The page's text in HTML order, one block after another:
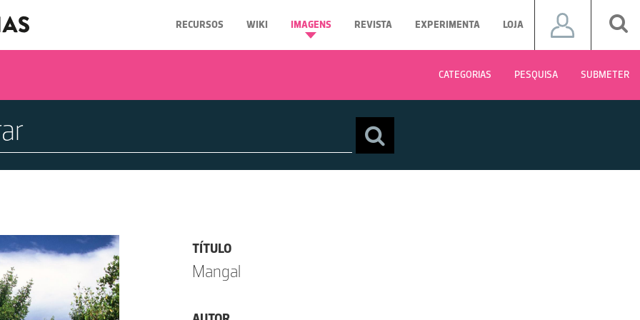
RECURSOS WIKI IMAGENS REVISTA EXPERIMENTA LOJA
CATEGORIAS PESQUISA SUBMETER
TÍTULO
Mangal